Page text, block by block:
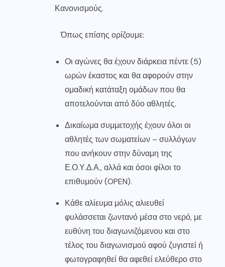
Κανονισμούς.
Όπως επίσης ορίζουμε:
Οι αγώνες θα έχουν διάρκεια πέντε (5)
ωρών έκαστος και θα αφορούν στην
ομαδική κατάταξη ομάδων που θα
αποτελούνται από δύο αθλητές.
Δικαίωμα συμμετοχής έχουν όλοι οι
αθλητές των σωματείων – συλλόγων
που ανήκουν στην δύναμη της
Ε.Ο.Υ.Δ.Α., αλλά και όσοι φίλοι το
επιθυμούν (OPEN).
Κάθε αλίευμα μόλις αλιευθεί
φυλάσσεται ζωντανό μέσα στο νερό, με
ευθύνη του διαγωνιζόμενου και στο
τέλος του διαγωνισμού αφού ζυγιστεί ή
φωτογραφηθεί θα αφεθεί ελεύθερο στο